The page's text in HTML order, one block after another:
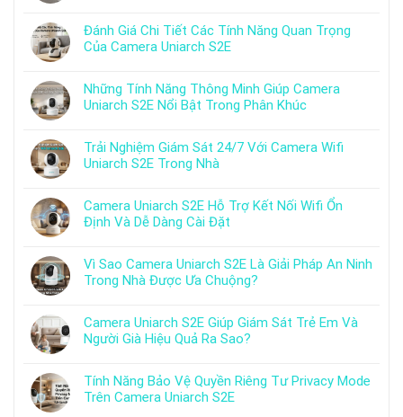
Đánh Giá Chi Tiết Các Tính Năng Quan Trọng
Của Camera Uniarch S2E
Những Tính Năng Thông Minh Giúp Camera
Uniarch S2E Nổi Bật Trong Phân Khúc
Trải Nghiệm Giám Sát 24/7 Với Camera Wifi
Uniarch S2E Trong Nhà
Camera Uniarch S2E Hỗ Trợ Kết Nối Wifi Ổn
Định Và Dễ Dàng Cài Đặt
Vì Sao Camera Uniarch S2E Là Giải Pháp An Ninh
Trong Nhà Được Ưa Chuộng?
Camera Uniarch S2E Giúp Giám Sát Trẻ Em Và
Người Già Hiệu Quả Ra Sao?
Tính Năng Bảo Vệ Quyền Riêng Tư Privacy Mode
Trên Camera Uniarch S2E